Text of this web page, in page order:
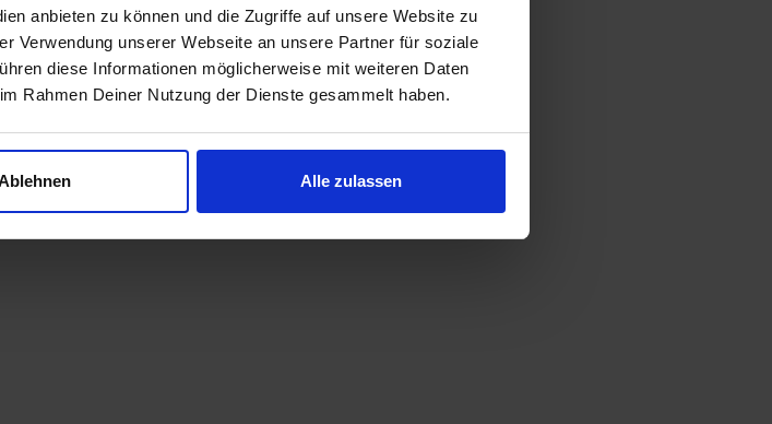
anbieten zu können und die Zugriffe auf unsere Website zu
Verwendung unserer Webseite an unsere Partner für soziale
diese Informationen möglicherweise mit weiteren Daten
Rahmen Deiner Nutzung der Dienste gesammelt haben.
Alle zulassen